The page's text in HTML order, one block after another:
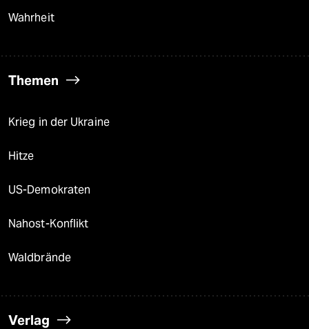
Wahrheit
Themen
Krieg in der Ukraine
Hitze
US-Demokraten
Nahost-Konflikt
Waldbrände
Verlag